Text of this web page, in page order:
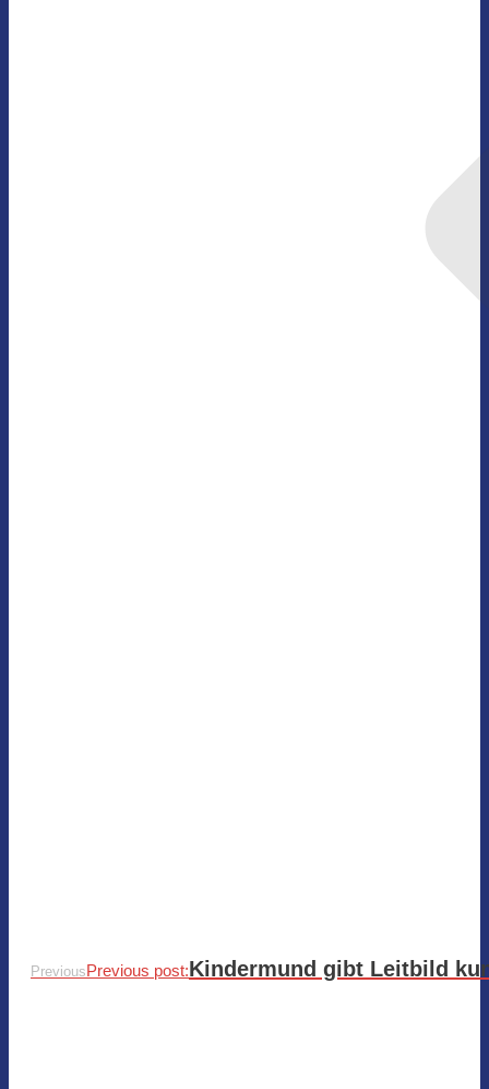
PreviousPrevious post:Kindermund gibt Leitbild